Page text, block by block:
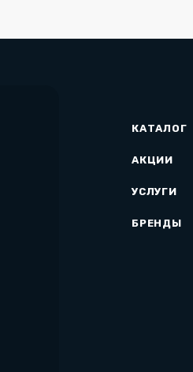
КАТАЛОГ
АКЦИИ
УСЛУГИ
БРЕНДЫ